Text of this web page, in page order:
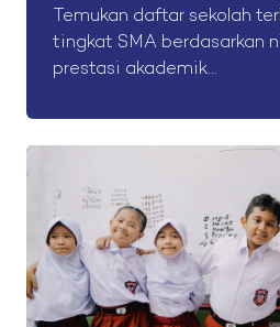
Temukan daftar sekolah
tingkat SMA berdasarkan
prestasi akademik...